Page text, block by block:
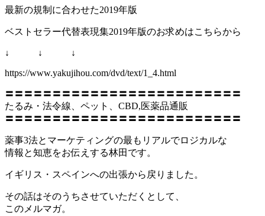
最新の規制に合わせた2019年版
ベストセラー代替表現集2019年版のお求めはこちらから
↓ ↓ ↓
https://www.yakujihou.com/dvd/text/1_4.html
〓〓〓〓〓〓〓〓〓〓〓〓〓〓〓〓〓〓〓〓〓〓〓〓〓
たるみ・法令線、ペット、CBD,医薬品通販
〓〓〓〓〓〓〓〓〓〓〓〓〓〓〓〓〓〓〓〓〓〓〓〓〓
薬事3法とマーケティングの最もリアルでロジカルな
情報と知恵をお伝えする林田です。
イギリス・スペインへの出張から戻りました。
その話はそのうちさせていただくとして、
このメルマガ。